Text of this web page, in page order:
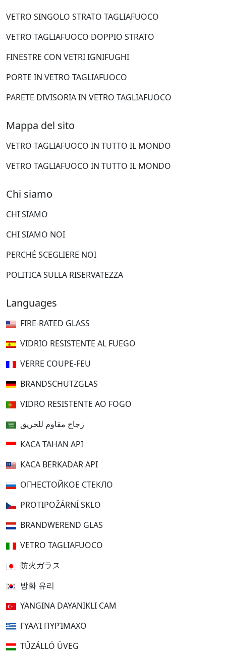
VETRO SINGOLO STRATO TAGLIAFUOCO
VETRO TAGLIAFUOCO DOPPIO STRATO
FINESTRE CON VETRI IGNIFUGHI
PORTE IN VETRO TAGLIAFUOCO
PARETE DIVISORIA IN VETRO TAGLIAFUOCO
Mappa del sito
VETRO TAGLIAFUOCO IN TUTTO IL MONDO
VETRO TAGLIAFUOCO IN TUTTO IL MONDO
Chi siamo
CHI SIAMO
CHI SIAMO NOI
PERCHÉ SCEGLIERE NOI
POLITICA SULLA RISERVATEZZA
Languages
FIRE-RATED GLASS
VIDRIO RESISTENTE AL FUEGO
VERRE COUPE-FEU
BRANDSCHUTZGLAS
VIDRO RESISTENTE AO FOGO
زجاج مقاوم للحريق
KACA TAHAN API
KACA BERKADAR API
ОГНЕСТОЙКОЕ СТЕКЛО
PROTIPOŽÁRNÍ SKLO
BRANDWEREND GLAS
VETRO TAGLIAFUOCO
防火ガラス
방화 유리
YANGINA DAYANIKLI CAM
ΓΥΑΛΊ ΠΥΡΊΜΑΧΟ
TŰZÁLLÓ ÜVEG